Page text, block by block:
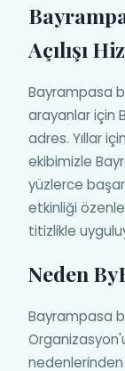
Açılışı
Bayrampasa
arayanlar için
adres. Yıllar
ekibimizle
yüzlerce
etkinliği
titizlikle
Neden
Bayrampasa
nedenlerinden